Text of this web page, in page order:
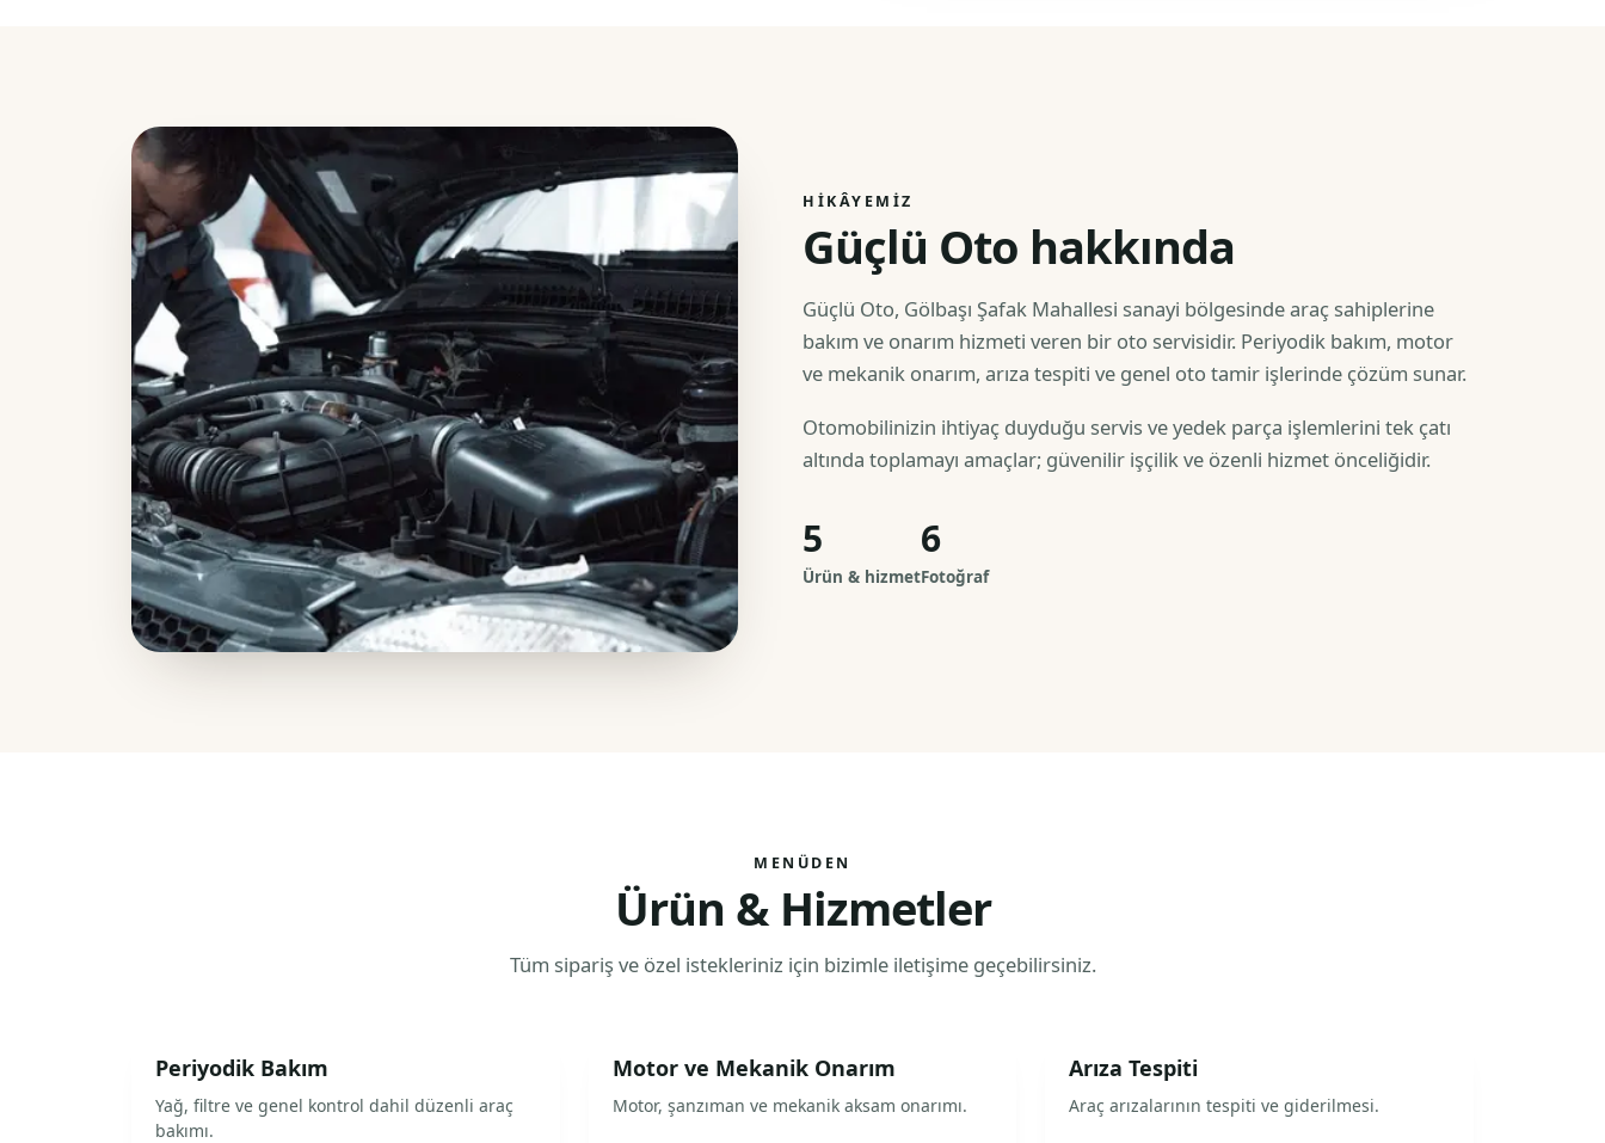
HIKÂYEMIZ
Güçlü Oto hakkında
Güçlü Oto, Gölbaşı Şafak Mahallesi sanayi bölgesinde araç sahiplerine
bakım ve onarım hizmeti veren bir oto servisidir. Periyodik bakım, motor
ve mekanik onarım, arıza tespiti ve genel oto tamir işlerinde çözüm sunar.
Otomobilinizin ihtiyaç duyduğu servis ve yedek parça işlemlerini tek çatı
altında toplamayı amaçlar; güvenilir işçilik ve özenli hizmet önceliğidir.
5
Ürün & hizmet
6
Fotoğraf
MENÜDEN
Ürün & Hizmetler
Tüm sipariş ve özel istekleriniz için bizimle iletişime geçebilirsiniz.
Periyodik Bakım
Yağ, filtre ve genel kontrol dahil düzenli araç
bakımı.
Motor ve Mekanik Onarım
Motor, şanzıman ve mekanik aksam onarımı.
Arıza Tespiti
Araç arızalarının tespiti ve giderilmesi.